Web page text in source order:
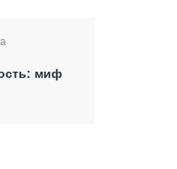
миф